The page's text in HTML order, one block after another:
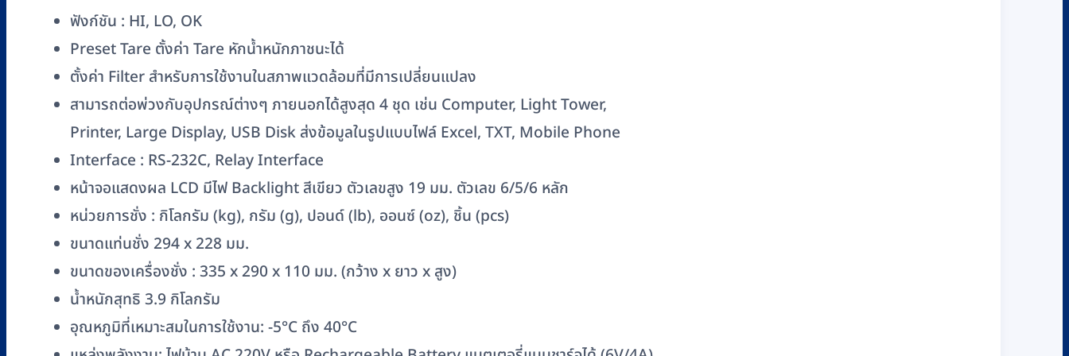
ชิ้น
ฟังก์ชัน : HI, LO, OK
Preset Tare ตั้งค่า Tare หักน้ำหนักภาชนะได้
ตั้งค่า Filter สำหรับการใช้งานในสภาพแวดล้อมที่มีการเปลี่ยนแปลง
สามารถต่อพ่วงกับอุปกรณ์ต่างๆ ภายนอกได้สูงสุด 4 ชุด เช่น Computer, Light Tower,
Printer, Large Display, USB Disk ส่งข้อมูลในรูปแบบไฟล์ Excel, TXT, Mobile Phone
Interface : RS-232C, Relay Interface
หน้าจอแสดงผล LCD มีไฟ Backlight สีเขียว ตัวเลขสูง 19 มม. ตัวเลข 6/5/6 หลัก
หน่วยการชั่ง : กิโลกรัม (kg), กรัม (g), ปอนด์ (lb), ออนซ์ (oz), ชิ้น (pcs)
ขนาดแท่นชั่ง 294 x 228 มม.
ขนาดของเครื่องชั่ง : 335 x 290 x 110 มม. (กว้าง x ยาว x สูง)
น้ำหนักสุทธิ 3.9 กิโลกรัม
อุณหภูมิที่เหมาะสมในการใช้งาน: -5°C ถึง 40°C